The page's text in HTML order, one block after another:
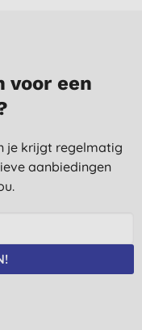
voor een
je krijgt regelmatig
aanbiedingen